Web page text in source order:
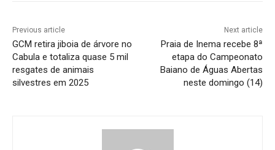
Previous article
GCM retira jiboia de árvore no
Cabula e totaliza quase 5 mil
resgates de animais
silvestres em 2025
Next article
Praia de Inema recebe 8ª
etapa do Campeonato
Baiano de Águas Abertas
neste domingo (14)